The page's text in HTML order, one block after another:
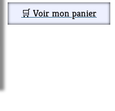
🛒 Voir mon panier